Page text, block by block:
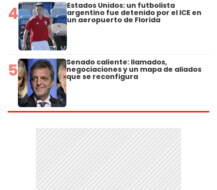
4 Estados Unidos: un futbolista
argentino fue detenido por el ICE en
un aeropuerto de Florida
5 Senado caliente: llamados,
negociaciones y un mapa de aliados
que se reconfigura